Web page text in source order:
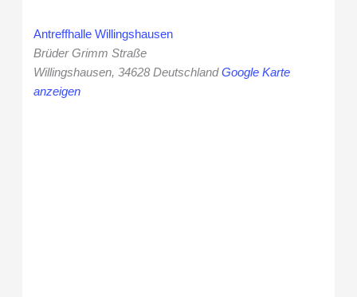
Antreffhalle Willingshausen
Brüder Grimm Straße
Willingshausen, 34628 Deutschland Google Karte
anzeigen